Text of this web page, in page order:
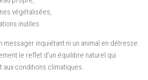
végétalisées,
inutiles.
messager inquiétant ni un animal en détresse.
le reflet d’un équilibre naturel qui
aux conditions climatiques.